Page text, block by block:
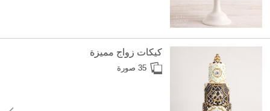
كيكات زواج مميزة
35 صورة